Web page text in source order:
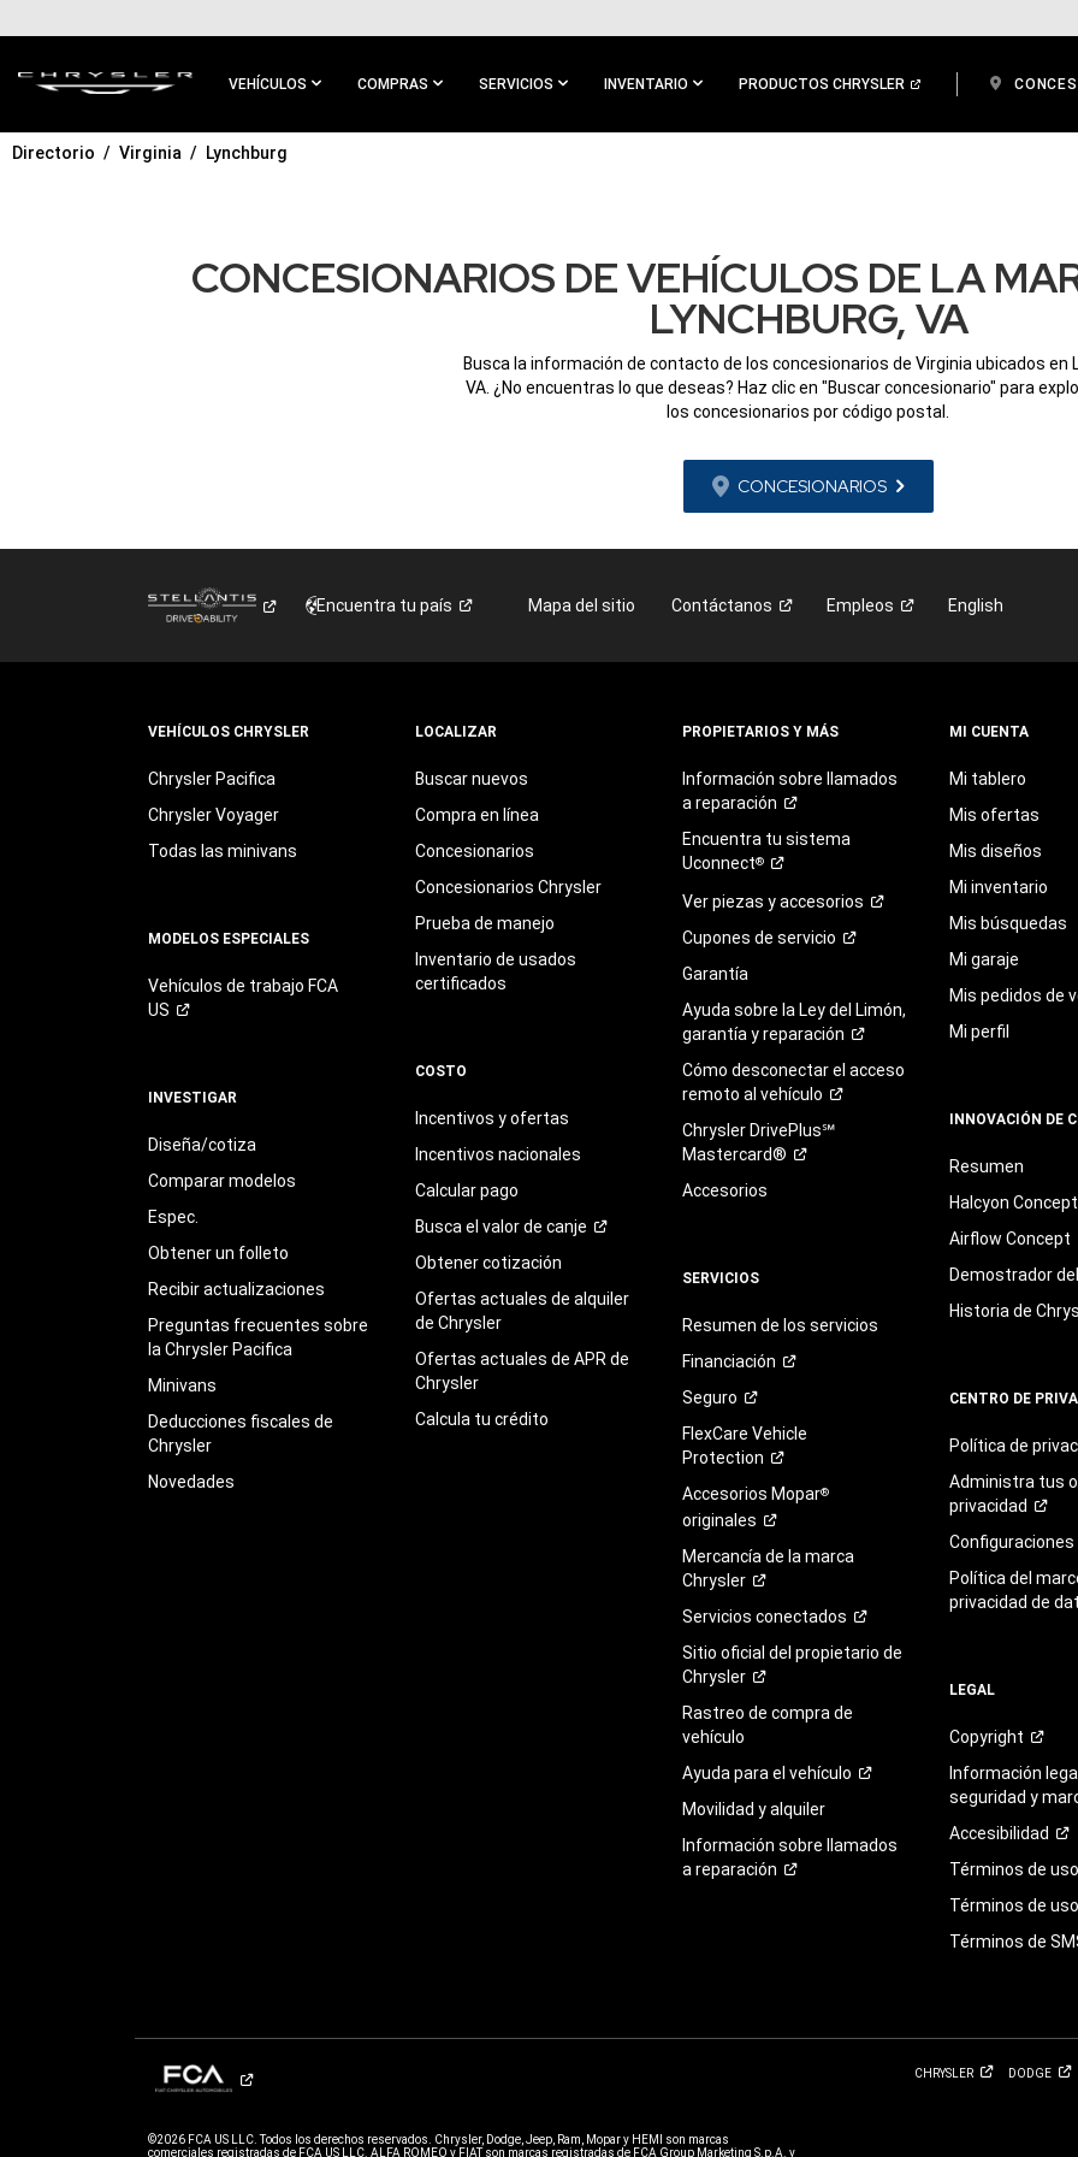
CONTENIDO
VEHÍCULOS COMPRAS SERVICIOS INVENTARIO PRODUCTOS CHRYSLER
IR A
Directorio Virginia Lynchburg
CONCESIONARIOS DE VEHÍCULOS DE LA
LYNCHBURG, VA
Busca la información de contacto de los concesionarios de Virginia ubicados en
VA. ¿No encuentras lo que deseas? Haz clic en "Buscar concesionario" para
los concesionarios por código postal.
CONCESIONARIOS
Encuentra tu país Mapa del sitio Contáctanos Empleos English
VEHÍCULOS CHRYSLER
Chrysler Pacifica
Chrysler Voyager
Todas las minivans
MODELOS ESPECIALES
Vehículos de trabajo FCA
US
INVESTIGAR
Diseña/cotiza
Comparar modelos
Espec.
Obtener un folleto
Recibir actualizaciones
Preguntas frecuentes sobre
la Chrysler Pacifica
Minivans
Deducciones fiscales de
Chrysler
Novedades
LOCALIZAR
Buscar nuevos
Compra en línea
Concesionarios
Concesionarios Chrysler
Prueba de manejo
Inventario de usados
certificados
COSTO
Incentivos y ofertas
Incentivos nacionales
Calcular pago
Busca el valor de canje
Obtener cotización
Ofertas actuales de alquiler
de Chrysler
Ofertas actuales de APR de
Chrysler
Calcula tu crédito
PROPIETARIOS Y MÁS
Información sobre llamados
a reparación
Encuentra tu sistema
Uconnect®
Ver piezas yaccesorios
Cupones de servicio
Garantía
Ayuda sobre la Ley del Limón,
garantía yreparación
Cómo desconectar el acceso
remoto al vehículo
Chrysler DrivePlus℠
Mastercard®
Accesorios
SERVICIOS
Resumen de los servicios
Financiación
Seguro
FlexCare Vehicle
Protection
Accesorios Mopar®
originales
Mercancía de la marca
Chrysler
Servicios conectados
Sitio oficial del propietario de
Chrysler
Rastreo de compra de
vehículo
Ayuda para el vehículo
Movilidad y alquiler
Información sobre llamados
a reparación
MI CUENTA
Mi tablero
Mis ofertas
Mis diseños
Mi inventario
Mis búsquedas
Mi garaje
Mis pedidos de
Mi perfil
INNOVACIÓN DE
Resumen
Halcyon Concept
Airflow Concept
Demostrador
Historia de
CENTRO DE
Política de
Administra tus
privacidad
Configuraciones
Política del
privacidad de
LEGAL
Copyright
Información
seguridad y
Accesibilidad
Términos deuso
Términos de
Términos de
CHRYSLER DODGE
©2026 FCA US LLC. Todos los derechos reservados. Chrysler, Dodge, Jeep, Ram, Mopar y HEMI son marcas
comerciales registradas de FCA US LLC. ALFA ROMEO y FIAT son marcas registradas de FCA Group Marketing S.p.A. y